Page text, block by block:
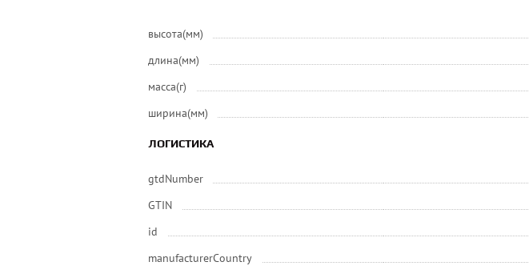
высота(мм)
длина(мм)
масса(г)
ширина(мм)
ЛОГИСТИКА
gtdNumber
GTIN
id
manufacturerCountry